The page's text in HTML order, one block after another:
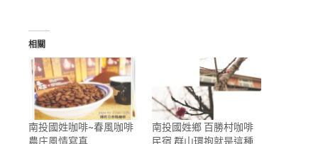
相關
南投國姓咖啡~春風咖啡
農庄風情寫真
南投國姓鄉 百勝村咖啡
民宿 群山環抱就是這種